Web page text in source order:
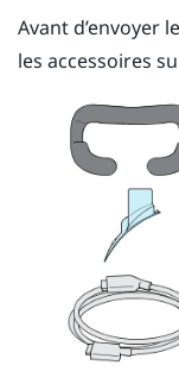
Avant d’envoyer
les accessoires